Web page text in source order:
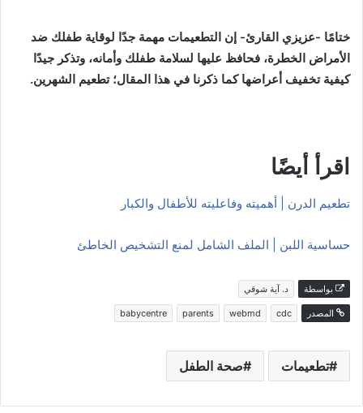
ختامًا -عزيزي القارئ- إن التطعيمات مهمة جدًا لوقاية طفلك ضد
الأمراض الخطرة، فحافظ عليها لسلامة طفلك وأمانه، وتذكر جيدًا
كيفية تخفيف أعراضها كما ذكرنا في هذا المقال؛ تطعيم الشهرين.
اقرأ أيضًا
تطعيم الدرن | أهميته وفاعليته للأطفال والكبار
حساسية اللبن | الملف الشامل لمنع التشخيص الخاطئ
بواسطة د. آية شوقي
المصدر cdc
webmd
parents
babycentre
تطعيمات صحة الطفل